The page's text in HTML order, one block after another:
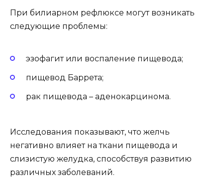
При билиарном рефлюксе могут возникать
следующие проблемы:
эзофагит или воспаление пищевода;
пищевод Баррета;
рак пищевода – аденокарцинома.
Исследования показывают, что желчь
негативно влияет на ткани пищевода и
слизистую желудка, способствуя развитию
различных заболеваний.